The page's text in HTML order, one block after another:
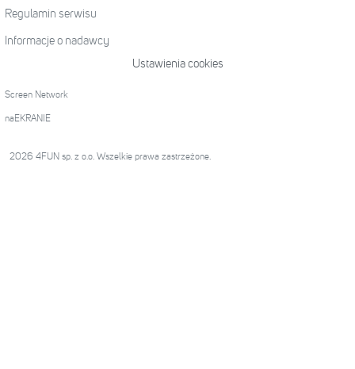
Regulamin serwisu
Informacje o nadawcy
Ustawienia cookies
Screen Network
naEKRANIE
2026 4FUN sp. z o.o. Wszelkie prawa zastrzeżone.